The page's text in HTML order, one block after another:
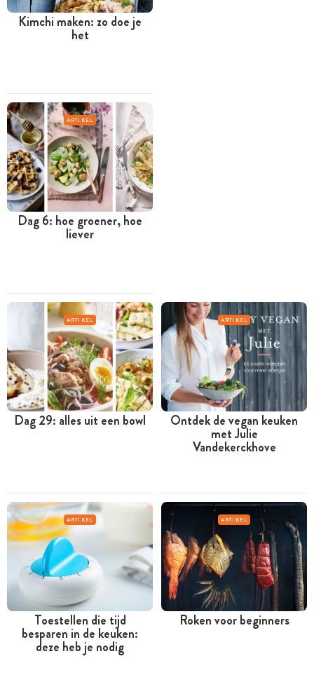
Kimchi maken: zo doe je
het
ARTIKEL
Dag 6: hoe groener, hoe
liever
ARTIKEL
Dag 29: alles uit een bowl
ARTIKEL
Ontdek de vegan keuken
met Julie
Vandekerckhove
ARTIKEL
Toestellen die tijd
besparen in de keuken:
deze heb je nodig
ARTIKEL
Roken voor beginners